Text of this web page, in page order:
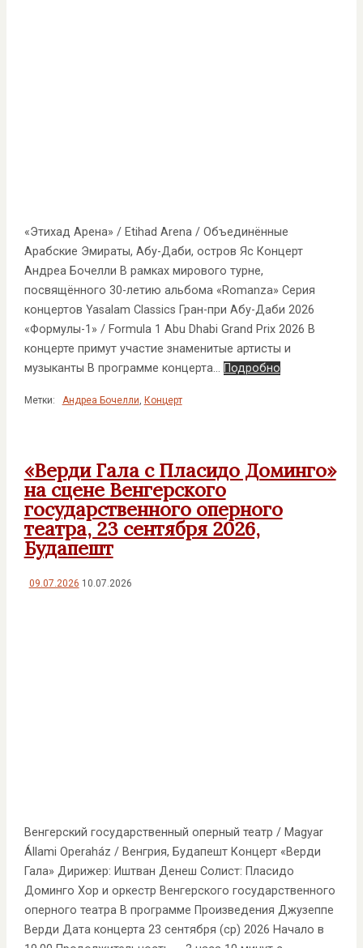
«Этихад Арена» / Etihad Arena / Объединённые
Арабские Эмираты, Абу-Даби, остров Яс Концерт
Андреа Бочелли В рамках мирового турне,
посвящённого 30-летию альбома «Romanza» Серия
концертов Yasalam Classics Гран-при Абу-Даби 2026
«Формулы-1» / Formula 1 Abu Dhabi Grand Prix 2026 В
концерте примут участие знаменитые артисты и
музыканты В программе концерта… Подробно
Метки: Андреа Бочелли Концерт
«Верди Гала с Пласидо Доминго»
на сцене Венгерского
государственного оперного
театра, 23 сентября 2026,
Будапешт
09.07.2026 10.07.2026
Венгерский государственный оперный театр / Magyar
Állami Operaház / Венгрия, Будапешт Концерт «Верди
Гала» Дирижер: Иштван Денеш Солист: Пласидо
Доминго Хор и оркестр Венгерского государственного
оперного театра В программе Произведения Джузеппе
Верди Дата концерта 23 сентября (ср) 2026 Начало в